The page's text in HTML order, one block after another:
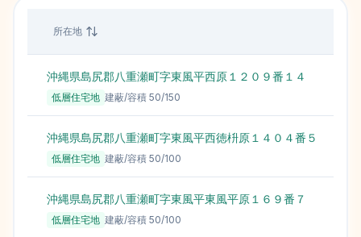
所在地
沖縄県島尻郡八重瀬町字東風平西原１２０９番１４
低層住宅地 建蔽/容積 50/150
沖縄県島尻郡八重瀬町字東風平西徳枡原１４０４番５
低層住宅地 建蔽/容積 50/100
沖縄県島尻郡八重瀬町字東風平東風平原１６９番７
低層住宅地 建蔽/容積 50/100